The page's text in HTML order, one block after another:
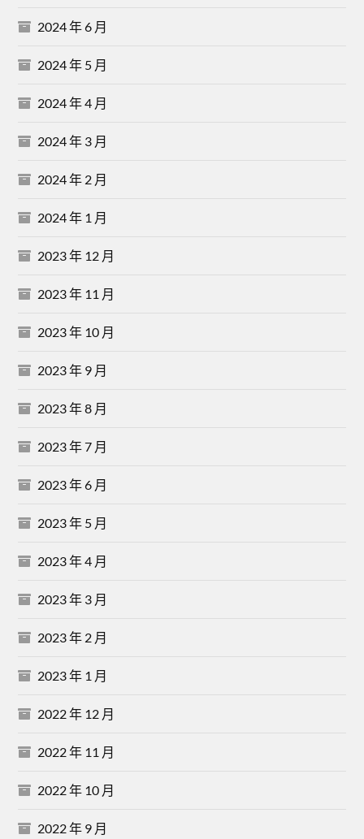
2024 年 6 月
2024 年 5 月
2024 年 4 月
2024 年 3 月
2024 年 2 月
2024 年 1 月
2023 年 12 月
2023 年 11 月
2023 年 10 月
2023 年 9 月
2023 年 8 月
2023 年 7 月
2023 年 6 月
2023 年 5 月
2023 年 4 月
2023 年 3 月
2023 年 2 月
2023 年 1 月
2022 年 12 月
2022 年 11 月
2022 年 10 月
2022 年 9 月